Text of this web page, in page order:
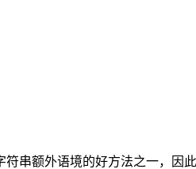
符串额外语境的好方法之一，因